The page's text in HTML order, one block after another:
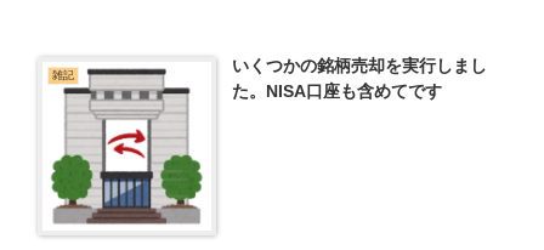
雑記
いくつかの銘柄売却を実行しまし
た。NISA口座も含めてです